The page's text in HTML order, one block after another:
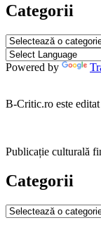
Categorii
Categorii
Powered by
B-Critic.ro este
Publicație culturală
Categorii
Categorii